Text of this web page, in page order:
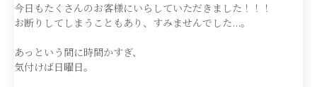
今日もたくさんのお客様にいらしていただきました！！！
お断りしてしまうこともあり、すみませんでした...。
あっという間に時間かすぎ、
気付けば日曜日。